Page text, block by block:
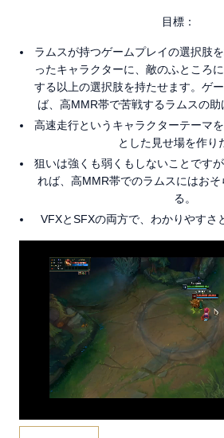
目標：
ラムスが持つゲームプレイの選択肢
ったキャラクターに、敵のふところ
する以上の選択肢を持たせます。ゲ
ば、高MMR帯で苦戦するラムスの助
高速走行というキャラクターテーマ
とした見せ場を作り
狙いは強くも弱くもしないことです
れば、高MMR帯でのラムスにはお
る。
VFXとSFXの両方で、わかりやすさ